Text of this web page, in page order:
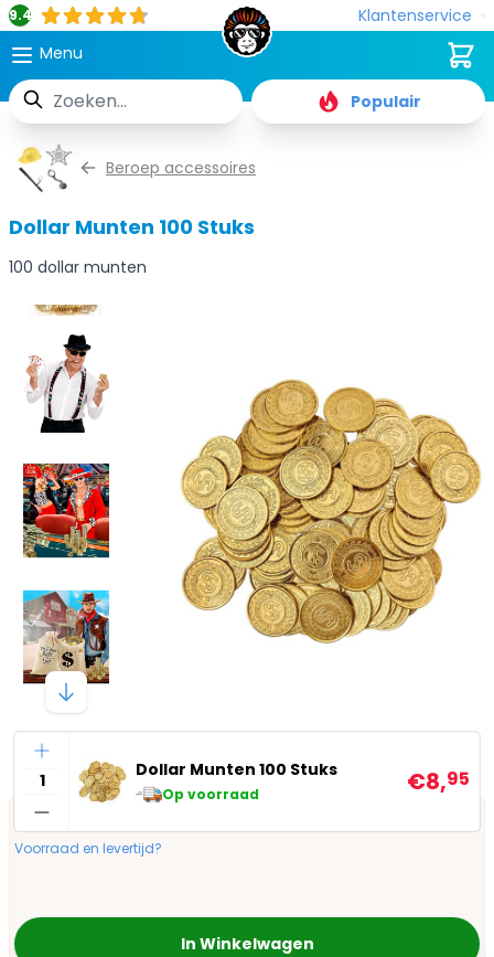
9.4
Klantenservice
Menu
Zoek
Populair
Cart
Beroep accessoires
Dollar Munten 100 Stuks
100 dollar munten
Aantal
Dollar Munten 100 Stuks
Op voorraad €8,95
Voorraad en levertijd?
In Winkelwagen